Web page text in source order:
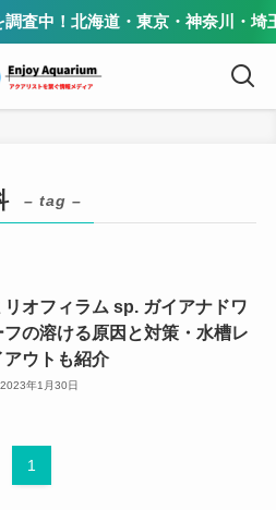
査中！北海道・東京・神奈川・埼
– tag –
リオフィラム sp. ガイアナドワ
フの溶ける原因と対策・水槽レ
アウトも紹介
2023年1月30日
1